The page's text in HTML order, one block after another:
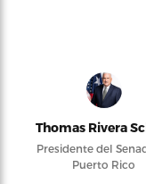
Thomas Rivera
Presidente del
Puerto Rico